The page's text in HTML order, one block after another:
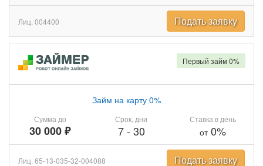
Лиц. 004400 Подать заявку
Сумма до
30 000 ₽
Займ на карту 0%
Срок, дни
7- 30
Ставка в день
от0%
Первый займ 0%
Лиц. 65-13-035-32-004088 Подать заявку